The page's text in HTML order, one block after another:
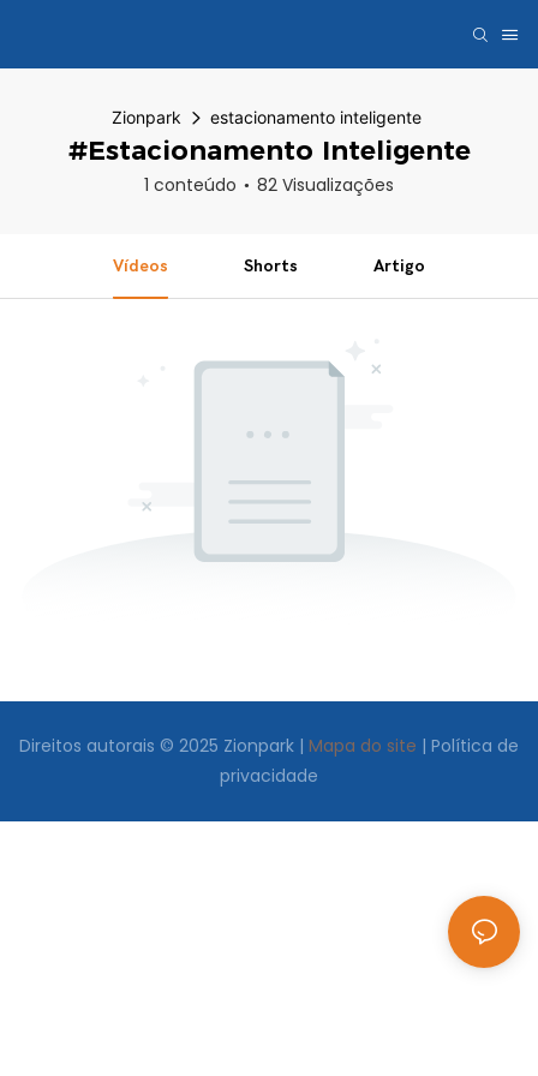
Zionpark estacionamento inteligente
#estacionamento Inteligente
1 conteúdo 82 Visualizações
Vídeos Shorts Artigo
Direitos autorais © 2025 Zionpark | Mapa do site | Política de
privacidade